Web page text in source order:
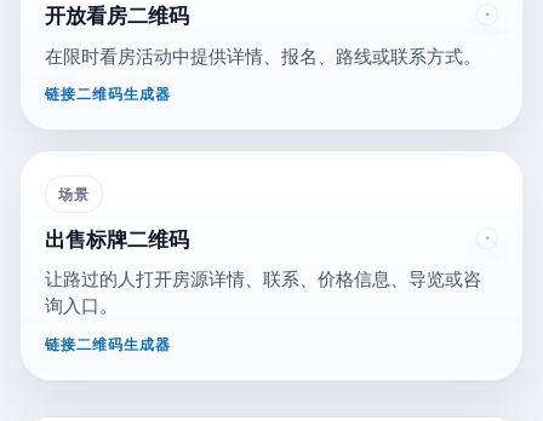
开放看房二维码
在限时看房活动中提供详情、报名、路线或联系方式。
链接二维码生成器
场景
出售标牌二维码
让路过的人打开房源详情、联系、价格信息、导览或咨
询入口。
链接二维码生成器